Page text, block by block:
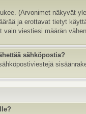
(Arvonimet näkyvät
ja erottavat tietyt
viestiesi määrän
sähköpostia?